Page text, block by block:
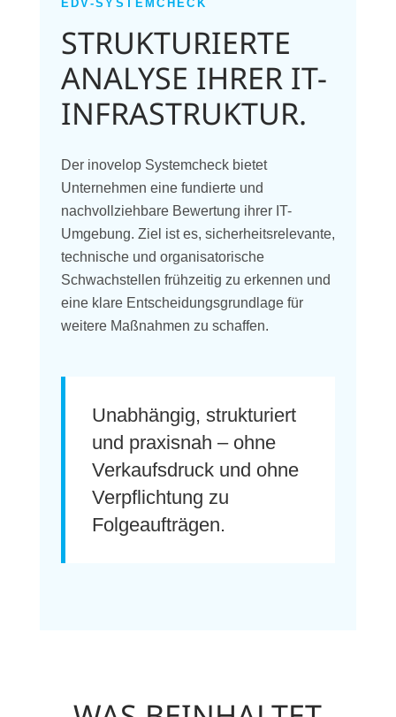
EDV-SYSTEMCHECK
STRUKTURIERTE
ANALYSE IHRER IT-
INFRASTRUKTUR.
Der inovelop Systemcheck bietet
Unternehmen eine fundierte und
nachvollziehbare Bewertung ihrer IT-
Umgebung. Ziel ist es, sicherheitsrelevante,
technische und organisatorische
Schwachstellen frühzeitig zu erkennen und
eine klare Entscheidungsgrundlage für
weitere Maßnahmen zu schaffen.
Unabhängig, strukturiert
und praxisnah – ohne
Verkaufsdruck und ohne
Verpflichtung zu
Folgeaufträgen.